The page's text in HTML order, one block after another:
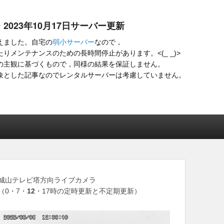
年10月17日サーバー更新
ました。自宅の弱小サーバーなので，
りメンテナンスのための長時間停止があります。<(_ _)>
観に基づくもので，同様の結果を保証しません。
した記事なのでレンタルサーバーは考慮していません。
山テレビ塔方向ライブカメラ
0・7・ 12 ・17時の定時更新と不定期更新）